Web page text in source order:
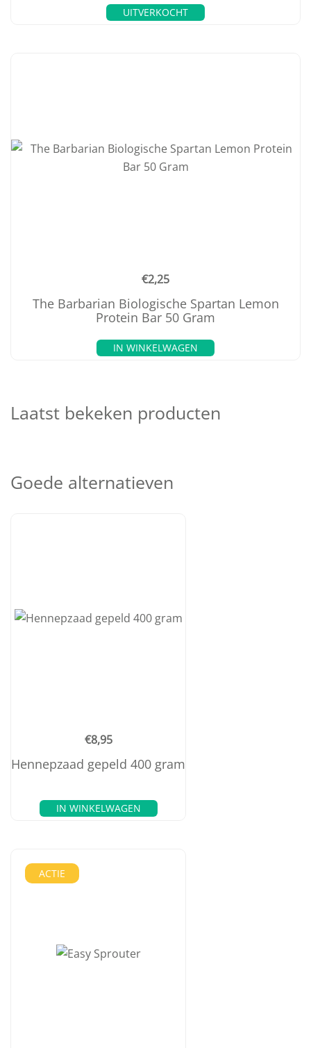
UITVERKOCHT
€2,25
The Barbarian Biologische Spartan Lemon
Protein Bar 50 Gram
IN WINKELWAGEN
Laatst bekeken producten
Goede alternatieven
€8,95
Hennepzaad gepeld 400 gram
IN WINKELWAGEN
ACTIE